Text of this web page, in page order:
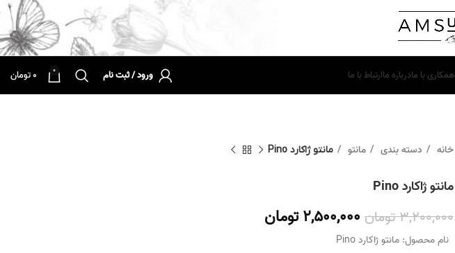
همکاری با مادرباره ماارتباط با ما ورود / ثبت نام 0
0تومان
خانه دسته بندی مانتو مانتو ژاکارد Pino
مانتو ژاکارد Pino
3,200,000تومان 2,500,000تومان
نام محصول: مانتو ژاکارد Pino